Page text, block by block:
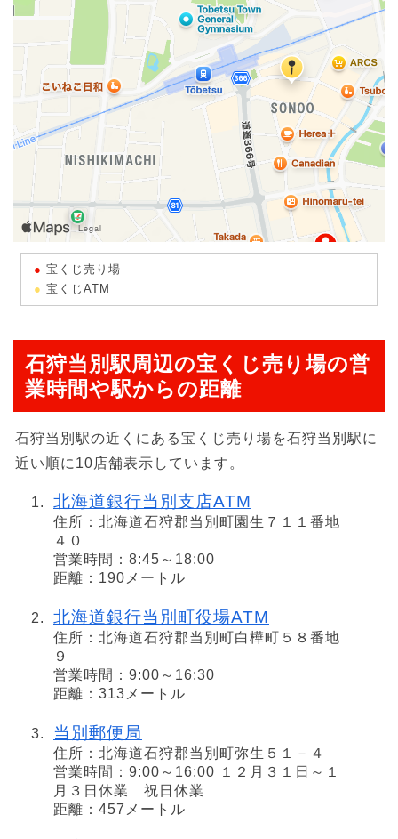
宝くじ売り場
宝くじATM
石狩当別駅周辺の宝くじ売り場の営
業時間や駅からの距離
石狩当別駅の近くにある宝くじ売り場を石狩当別駅に
近い順に10店舗表示しています。
北海道銀行当別支店ATM
住所：北海道石狩郡当別町園生７１１番地
４０
営業時間：8:45～18:00
距離：190メートル
北海道銀行当別町役場ATM
住所：北海道石狩郡当別町白樺町５８番地
９
営業時間：9:00～16:30
距離：313メートル
当別郵便局
住所：北海道石狩郡当別町弥生５１－４
営業時間：9:00～16:00 １２月３１日～１
月３日休業 祝日休業
距離：457メートル